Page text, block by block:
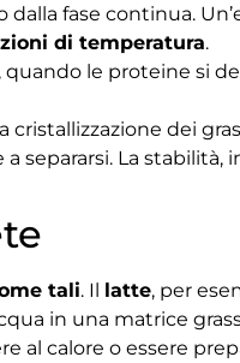
fase continua.
di temperatura.
, quando le proteine si
dei
La stabilità,
tali. Il latte, per
in una matrice
calore o essere